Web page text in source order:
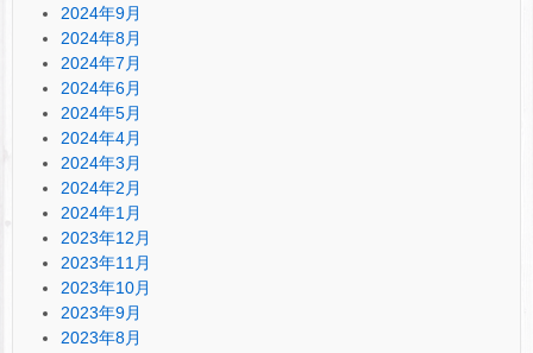
2024年9月
2024年8月
2024年7月
2024年6月
2024年5月
2024年4月
2024年3月
2024年2月
2024年1月
2023年12月
2023年11月
2023年10月
2023年9月
2023年8月